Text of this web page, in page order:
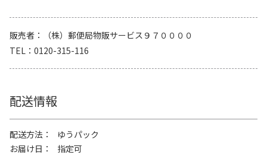
販売者
（株）郵便局物販サービス９７００００
TEL
0120-315-116
配送情報
配送方法
ゆうパック
お届け日
指定可